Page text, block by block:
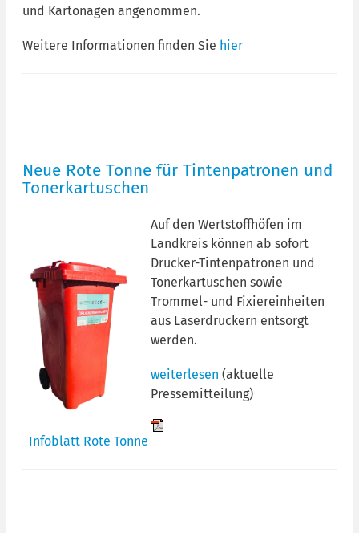
und Kartonagen angenommen.
Weitere Informationen finden Sie hier
Neue Rote Tonne für Tintenpatronen und
Tonerkartuschen
Auf den Wertstoffhöfen im
Landkreis können ab sofort
Drucker-Tintenpatronen und
Tonerkartuschen sowie
Trommel- und Fixiereinheiten
aus Laserdruckern entsorgt
werden.
weiterlesen (aktuelle
Pressemitteilung)
Infoblatt Rote Tonne